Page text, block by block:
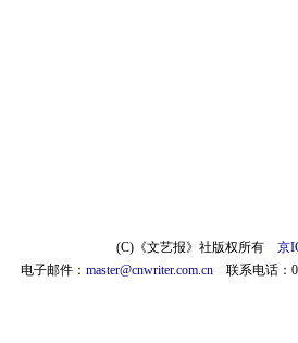
(C)《文艺报》社版权所有 京
电子邮件： master@cnwriter.com.cn 联系电话：